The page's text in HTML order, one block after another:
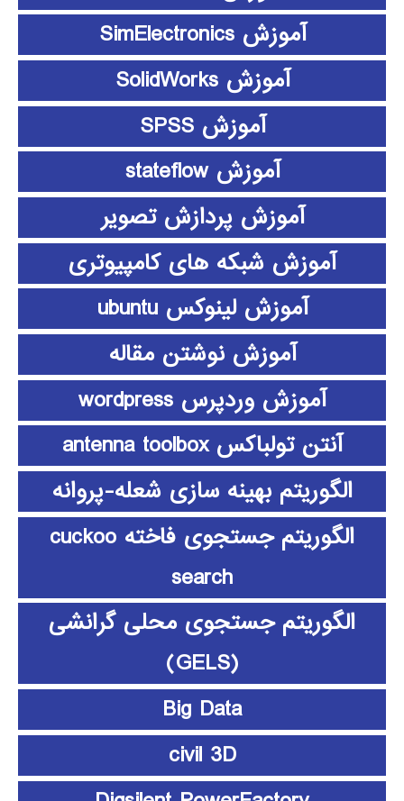
آموزش SimElectronics
آموزش SolidWorks
آموزش SPSS
آموزش stateflow
آموزش پردازش تصویر
آموزش شبکه های کامپیوتری
آموزش لینوکس ubuntu
آموزش نوشتن مقاله
آموزش وردپرس wordpress
آنتن تولباکس antenna toolbox
الگوریتم بهینه سازی شعله-پروانه
الگوریتم جستجوی فاخته cuckoo
search
الگوریتم جستجوی محلی گرانشی
(GELS)
Big Data
civil 3D